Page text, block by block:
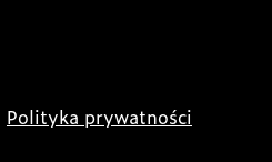
Polityka prywatności